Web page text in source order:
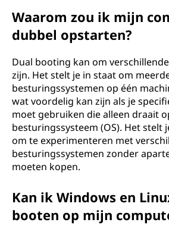
Waarom zou ik mijn
dubbel opstarten?
Dual booting kan om
zijn. Het stelt je in staat om
besturingssystemen op één
wat voordelig kan zijn als je
moet gebruiken die alleen draait
besturingssysteem (OS). Het stelt
om te experimenteren met
besturingssystemen zonder
moeten kopen.
Kan ik Windows en
booten op mijn